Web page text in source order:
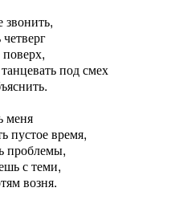
под смех
меня
пустое время,
проблемы,
с теми,
возня.